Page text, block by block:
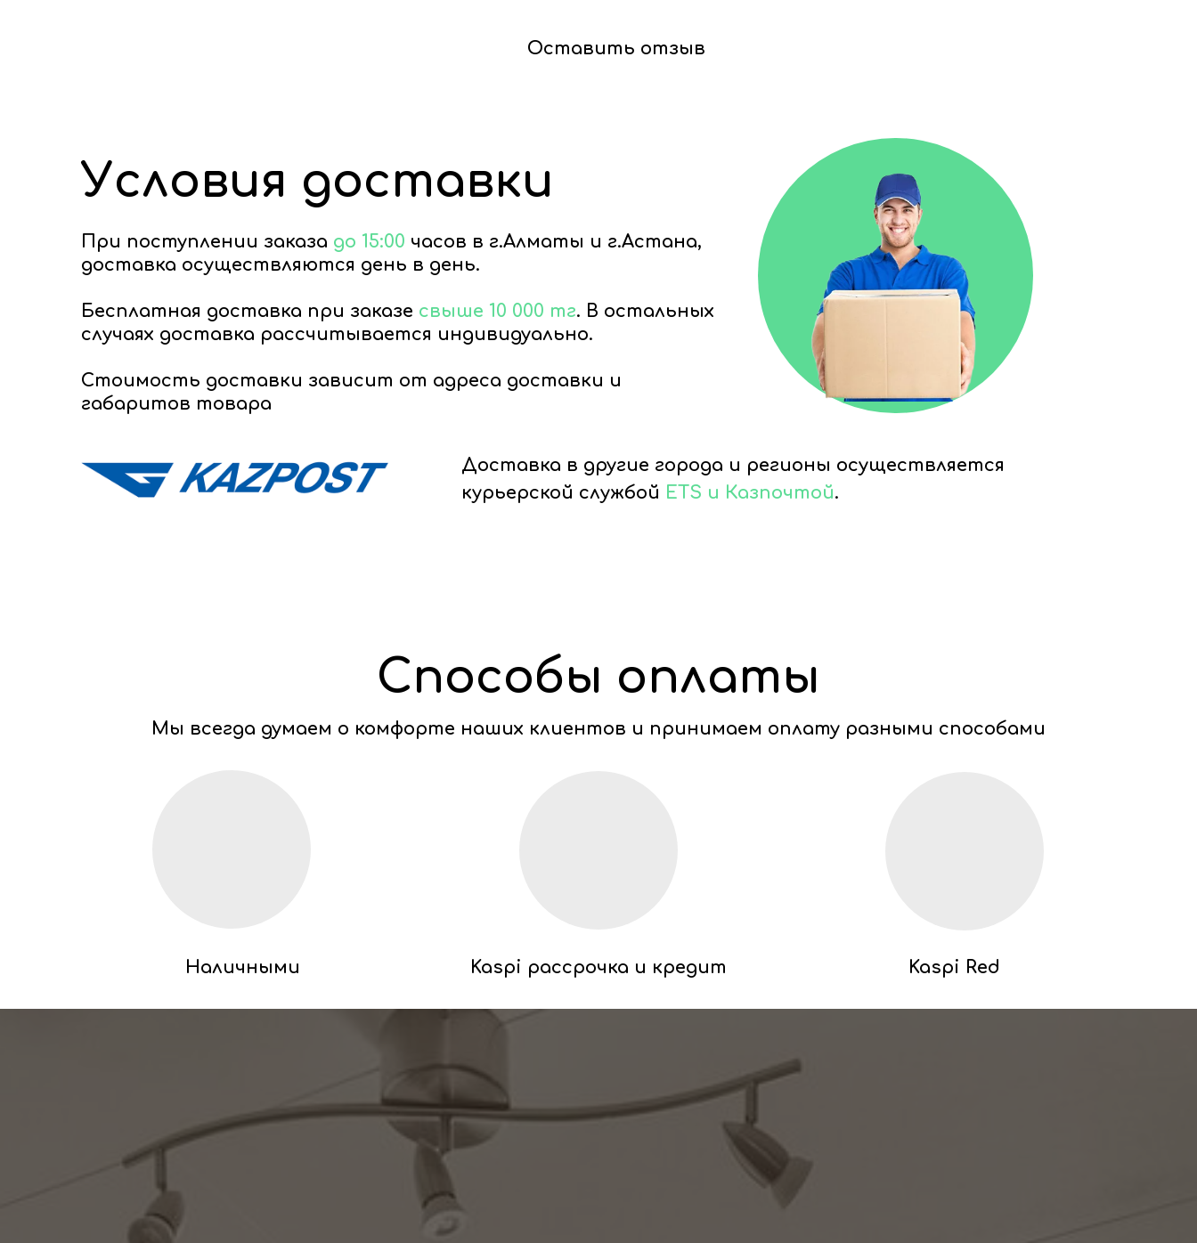
Оставить отзыв
При поступлении заказа до 15:00 часов в г.Алматы и г.Астана,
доставка осуществляются день в день.
Бесплатная доставка при заказе свыше 10 000 тг. В остальных
случаях доставка рассчитывается индивидуально.
Стоимость доставки зависит от адреса доставки и
габаритов товара
Доставка в другие города и регионы осуществляется
курьерской службой ETS и Казпочтой.
Условия доставки
Наличными Kaspi рассрочка и кредит Kaspi Red
Способы оплаты
Мы всегда думаем о комфорте наших клиентов и принимаем оплату разными способами